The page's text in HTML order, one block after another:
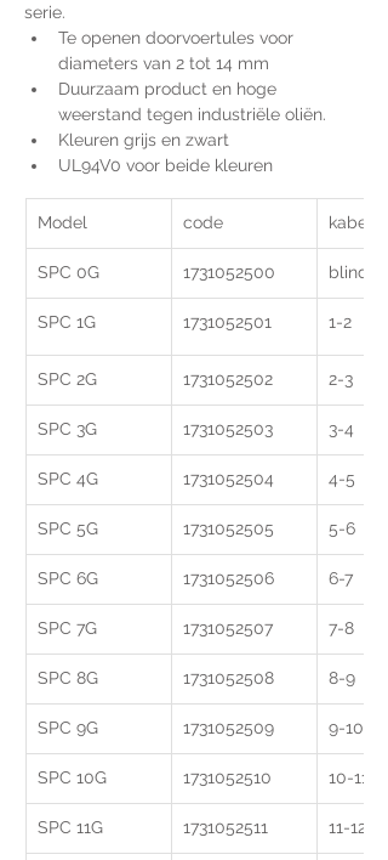
serie.
Te openen doorvoertules voor
diameters van 2 tot 14 mm
Duurzaam product en hoge
weerstand tegen industriële oliën.
Kleuren grijs en zwart
UL94V0 voor beide kleuren
Model code kabel
SPC 0G 1731052500 blind
SPC 1G 1731052501 1-2
SPC 2G 1731052502 2-3
SPC 3G 1731052503 3-4
SPC 4G 1731052504 4-5
SPC 5G 1731052505 5-6
SPC 6G 1731052506 6-7
SPC 7G 1731052507 7-8
SPC 8G 1731052508 8-9
SPC 9G 1731052509 9-10
SPC 10G 1731052510 10-11
SPC 11G 1731052511 11-12